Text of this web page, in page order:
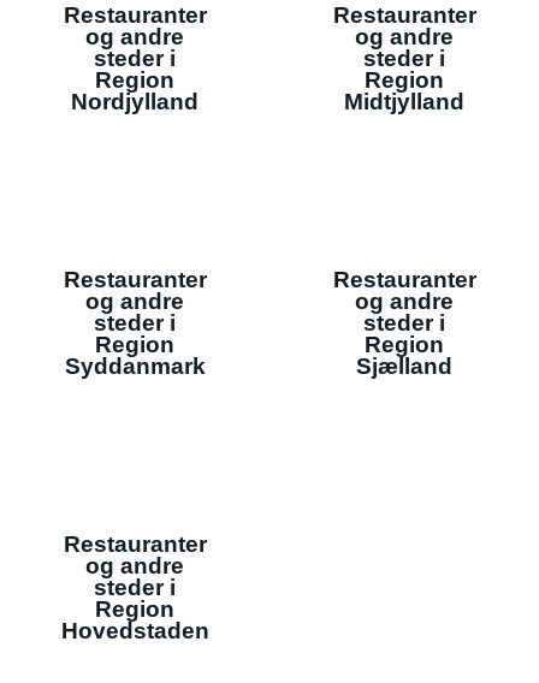
Restauranter
og andre
steder i
Region
Nordjylland
Restauranter
og andre
steder i
Region
Midtjylland
Restauranter
og andre
steder i
Region
Syddanmark
Restauranter
og andre
steder i
Region
Sjælland
Restauranter
og andre
steder i
Region
Hovedstaden